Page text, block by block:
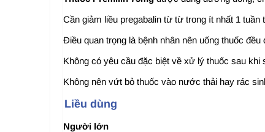
Cần giảm liều pregabalin từ từ trong ít nhất 1
Điều quan trọng là bệnh nhân nên uống thuốc
Không có yêu cầu đặc biệt về xử lý thuốc sau khi
Không nên vứt bỏ thuốc vào nước thải hay rác
Liều dùng
Người lớn